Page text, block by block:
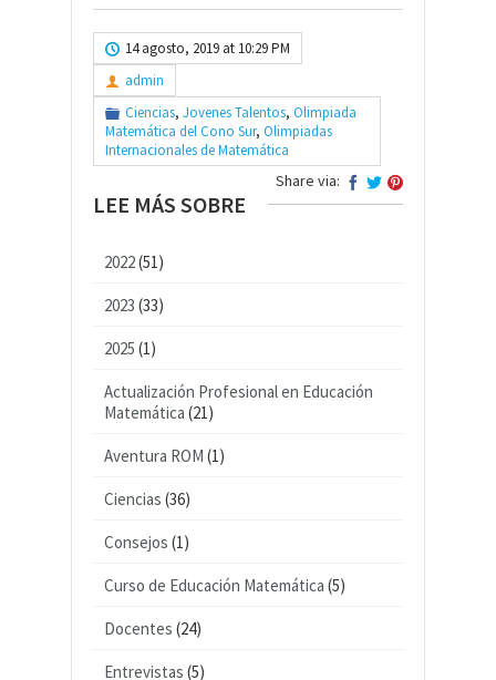
14 agosto, 2019 at 10:29 PM
admin
Ciencias, Jovenes Talentos, Olimpiada
Matemática del Cono Sur, Olimpiadas
Internacionales de Matemática
Share via:
LEE MÁS SOBRE
2022(51)
2023 (33)
2025 (1)
Actualización Profesional en Educación
Matemática (21)
Aventura ROM (1)
Ciencias (36)
Consejos (1)
Curso de Educación Matemática (5)
Docentes (24)
Entrevistas (5)